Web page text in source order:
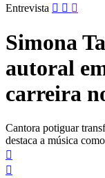
Pular
conteúdo
Entrevista
Simona
autoral
carreira
Cantora potiguar
destaca a música